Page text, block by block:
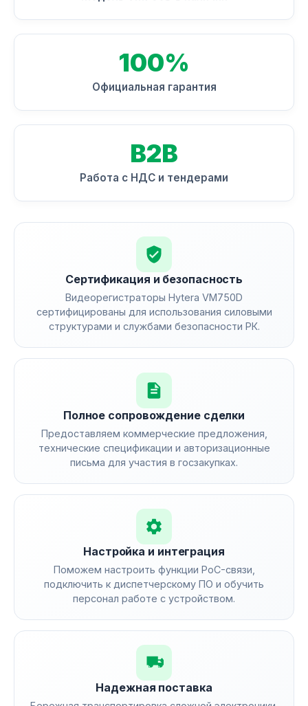
100%
Официальная гарантия
B2B
Работа с НДС и тендерами
Сертификация и безопасность
Видеорегистраторы Hytera VM750D
сертифицированы для использования силовыми
структурами и службами безопасности РК.
Полное сопровождение сделки
Предоставляем коммерческие предложения,
технические спецификации и авторизационные
письма для участия в госзакупках.
Настройка и интеграция
Поможем настроить функции PoC-связи,
подключить к диспетчерскому ПО и обучить
персонал работе с устройством.
Надежная поставка